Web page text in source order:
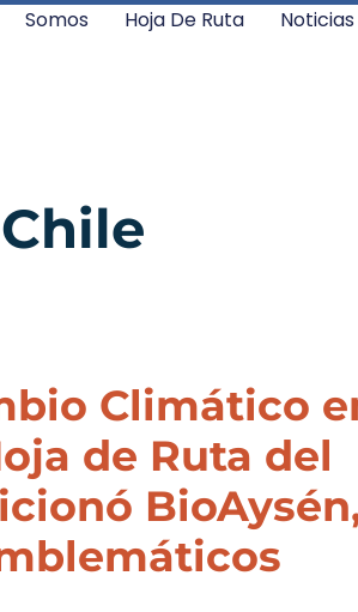
Somos Hoja De Ruta Noticias
Climático
de Ruta del